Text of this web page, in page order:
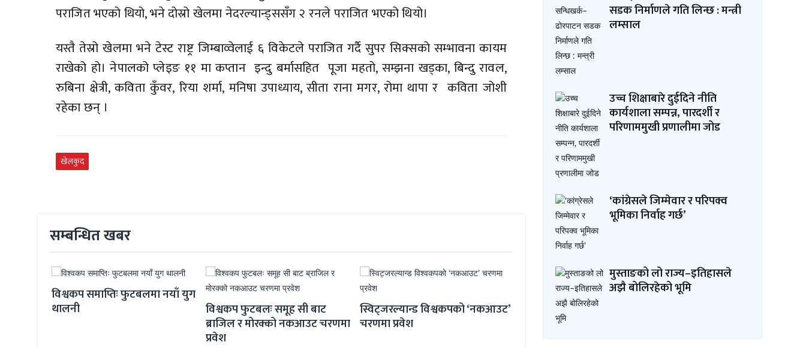
पराजित भएको थियो, भने दोस्रो खेलमा नेदरल्यान्ड्ससँग २ रनले पराजित भएको थियो।
यस्तै तेस्रो खेलमा भने टेस्ट राष्ट्र जिम्बाव्वेलाई ६ विकेटले पराजित गर्दै सुपर सिक्सको सम्भावना कायम
राखेको हो। नेपालको प्लेइङ ११ मा कप्तान इन्दु बर्मासहित पूजा महतो, सम्झना खड्का, बिन्दु रावल,
रुबिना क्षेत्री, कविता कुँवर, रिया शर्मा, मनिषा उपाध्याय, सीता राना मगर, रोमा थापा र कविता जोशी
रहेका छन् ।
खेलकुद
सम्बन्धित खबर
विश्वकप समाप्तिः फुटबलमा नयाँ युग
थालनी विश्वकप फुटबलः समूह सी बाट
ब्राजिल र मोरक्को नकआउट चरणमा
प्रवेश
स्विट्जरल्यान्ड विश्वकपको ‘नकआउट’
चरणमा प्रवेश
मोफसलमा फुटबल आकर्षण बढ्दो
सडक निर्माणले गति लिन्छ : मन्त्री
लम्साल
उच्च शिक्षाबारे दुईदिने नीति
कार्यशाला सम्पन्न, पारदर्शी र
परिणाममुखी प्रणालीमा जोड
‘कांग्रेसले जिम्मेवार र परिपक्व
भूमिका निर्वाह गर्छ’
मुस्ताङको लो राज्य–इतिहासले
अझै बोलिरहेको भूमि